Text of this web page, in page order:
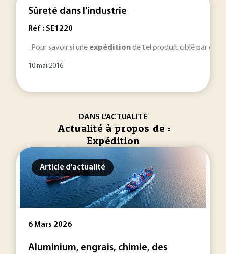
Sûreté dans l’industrie
Réf : SE1220
. Pour savoir si une expéditionde tel produit ciblé par ces
10 mai 2016
DANS L'ACTUALITÉ
Actualité à propos de :
Expédition
Article d'actualité
6 Mars 2026
Aluminium, engrais, chimie, des